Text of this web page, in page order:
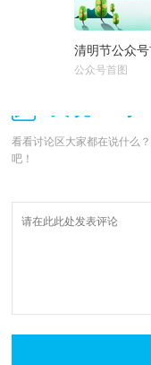
选择尺寸：
公众号首图
看看讨论区大家都在说什么
吧！